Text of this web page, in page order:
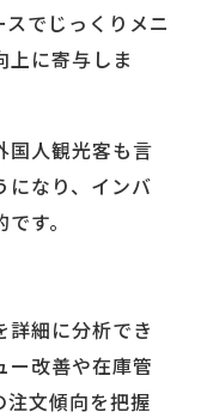
でじっくりメニ
上に寄与しま
国人観光客も言
になり、インバ
す。
詳細に分析でき
ー改善や在庫管
注文傾向を把握